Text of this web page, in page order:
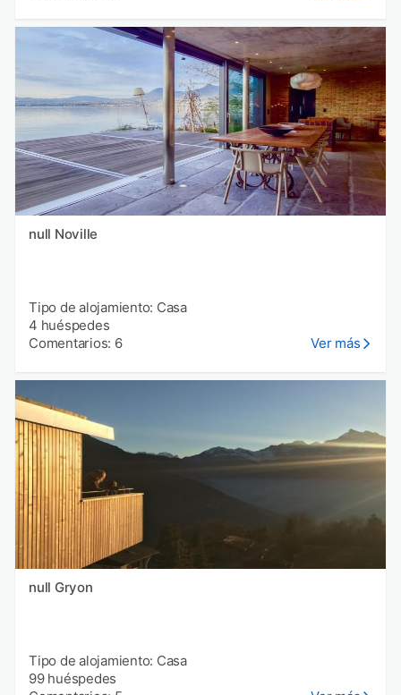
null Noville
Tipo de alojamiento: Casa
4 huéspedes
Comentarios: 6
Ver más
null Gryon
Tipo de alojamiento: Casa
99 huéspedes